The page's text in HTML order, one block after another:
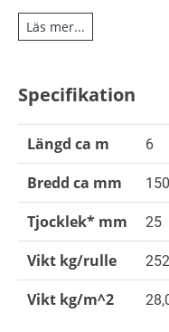
Teknisk
Densitet, riktvärde:
Avnötning: <90mm3
Hårdhet: 60±5°ShA.
Temperatur i torr luft: -
* = Med reservation
Läs mer...
Specifikation
Längd ca m 6
Bredd ca mm
Tjocklek* mm 25
Vikt kg/rulle
Vikt kg/m^2